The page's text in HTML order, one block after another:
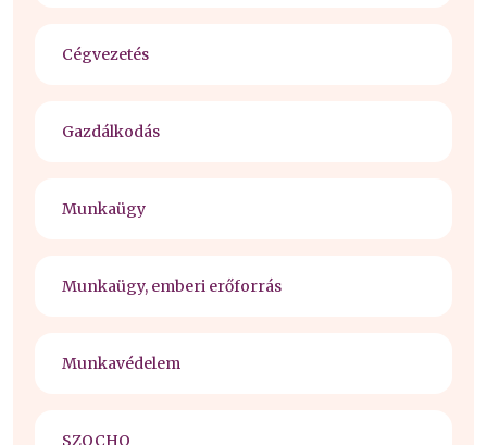
Cégvezetés
Gazdálkodás
Munkaügy
Munkaügy, emberi erőforrás
Munkavédelem
SZOCHO